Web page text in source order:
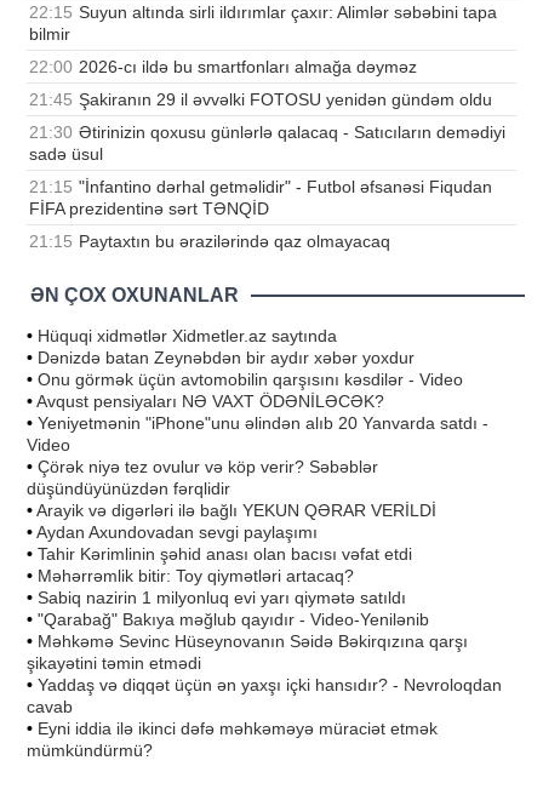
22:15 Suyun altında sirli ildırımlar çaxır: Alimlər səbəbini tapa
bilmir
22:00 2026-cı ildə bu smartfonları almağa dəyməz
21:45 Şakiranın 29 il əvvəlki FOTOSU yenidən gündəm oldu
21:30 Ətirinizin qoxusu günlərlə qalacaq - Satıcıların demədiyi
sadə üsul
21:15 "İnfantino dərhal getməlidir" - Futbol əfsanəsi Fiqudan
FİFA prezidentinə sərt TƏNQİD
21:15 Paytaxtın bu ərazilərində qaz olmayacaq
ƏN ÇOX OXUNANLAR
• Hüquqi xidmətlər Xidmetler.az saytında
• Dənizdə batan Zeynəbdən bir aydır xəbər yoxdur
• Onu görmək üçün avtomobilin qarşısını kəsdilər - Video
•Avqust pensiyaları NƏ VAXT ÖDƏNİLƏCƏK?
• Yeniyetmənin "iPhone"unu əlindən alıb 20 Yanvarda satdı -
Video
• Çörək niyə tez ovulur və köp verir? Səbəblər
düşündüyünüzdən fərqlidir
•Arayik və digərləri ilə bağlı YEKUN QƏRAR VERİLDİ
•Aydan Axundovadan sevgi paylaşımı
• Tahir Kərimlinin şəhid anası olan bacısı vəfat etdi
• Məhərrəmlik bitir: Toy qiymətləri artacaq?
• Sabiq nazirin 1 milyonluq evi yarı qiymətə satıldı
• "Qarabağ" Bakıya məğlub qayıdır - Video-Yenilənib
• Məhkəmə Sevinc Hüseynovanın Səidə Bəkirqızına qarşı
şikayətini təmin etmədi
• Yaddaş və diqqət üçün ən yaxşı içki hansıdır? - Nevroloqdan
cavab
• Eyni iddia ilə ikinci dəfə məhkəməyə müraciət etmək
mümkündürmü?